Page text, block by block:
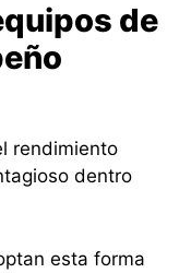
de
rendimiento
dentro
esta forma